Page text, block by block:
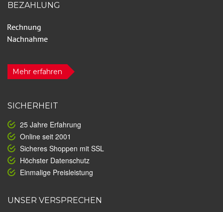
BEZAHLUNG
Mehr erfahren
SICHERHEIT
25 Jahre Erfahrung
Online seit 2001
Sicheres Shoppen mit SSL
Höchster Datenschutz
Einmalige Preisleistung
UNSER VERSPRECHEN